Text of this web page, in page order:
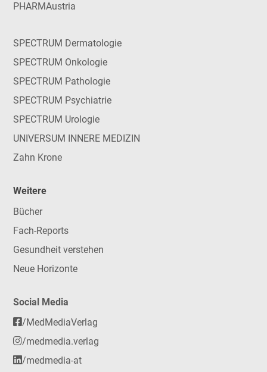
PHARMAustria
SPECTRUM Dermatologie
SPECTRUM Onkologie
SPECTRUM Pathologie
SPECTRUM Psychiatrie
SPECTRUM Urologie
UNIVERSUM INNERE MEDIZIN
Zahn Krone
Weitere
Bücher
Fach-Reports
Gesundheit verstehen
Neue Horizonte
Social Media
/MedMediaVerlag
/medmedia.verlag
/medmedia-at